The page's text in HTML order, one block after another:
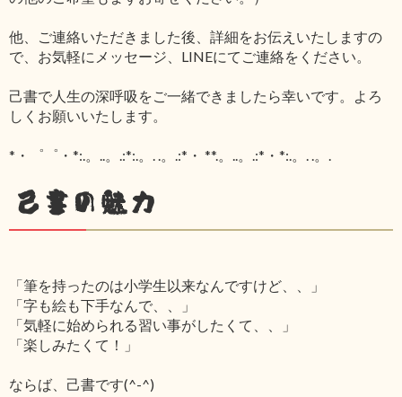
他、ご連絡いただきました後、詳細をお伝えいたしますの
で、お気軽にメッセージ、LINEにてご連絡をください。
己書で人生の深呼吸をご一緒できましたら幸いです。よろ
しくお願いいたします。
*・゜゜・*:.。..。.:*:.。. .。.:*・ **.。..。.:*・*:.。. .。.
己書の魅力
「筆を持ったのは小学生以来なんですけど、、」
「字も絵も下手なんで、、」
「気軽に始められる習い事がしたくて、、」
「楽しみたくて！」
ならば、己書です(^-^)